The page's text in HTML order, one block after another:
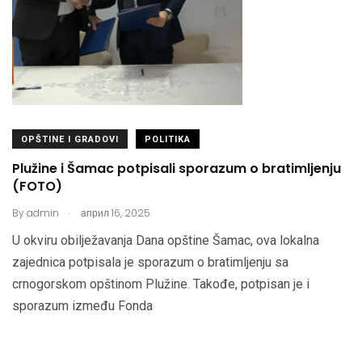
OPŠTINE I GRADOVI POLITIKA
Plužine i Šamac potpisali sporazum o bratimljenju
(FOTO)
Byadmin . април 16, 2025
U okviru obilježavanja Dana opštine Šamac, ova lokalna
zajednica potpisala je sporazum o bratimljenju sa
crnogorskom opštinom Plužine. Takođe, potpisan je i
sporazum između Fonda